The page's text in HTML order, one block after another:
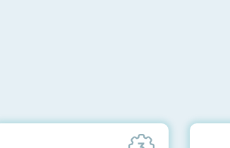
для проверки стабильности всех